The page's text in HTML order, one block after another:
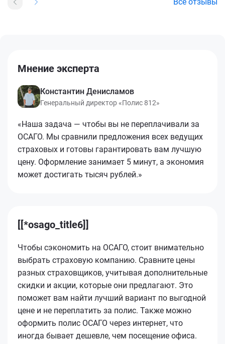
Мнение эксперта
Константин Денисламов
Генеральный директор «Полис 812»
«Наша задача — чтобы вы не переплачивали за
ОСАГО. Мы сравнили предложения всех ведущих
страховых и готовы гарантировать вам лучшую
цену. Оформление занимает 5 минут, а экономия
может достигать тысяч рублей.»
[[*osago_title6]]
Чтобы сэкономить на ОСАГО, стоит внимательно
выбрать страховую компанию. Сравните цены
разных страховщиков, учитывая дополнительные
скидки и акции, которые они предлагают. Это
поможет вам найти лучший вариант по выгодной
цене и не переплатить за полис. Также можно
оформить полис ОСАГО через интернет, что
иногда бывает дешевле, чем посещение офиса.